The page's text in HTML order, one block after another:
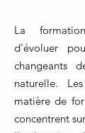
La
d'évoluer
changeants
naturelle.
matière de
concentrent